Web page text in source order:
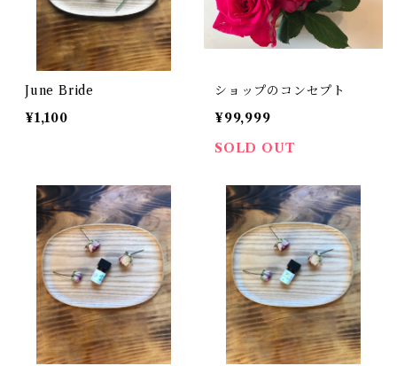
June Bride
¥1,100
ショップのコンセプト
¥99,999
SOLD OUT